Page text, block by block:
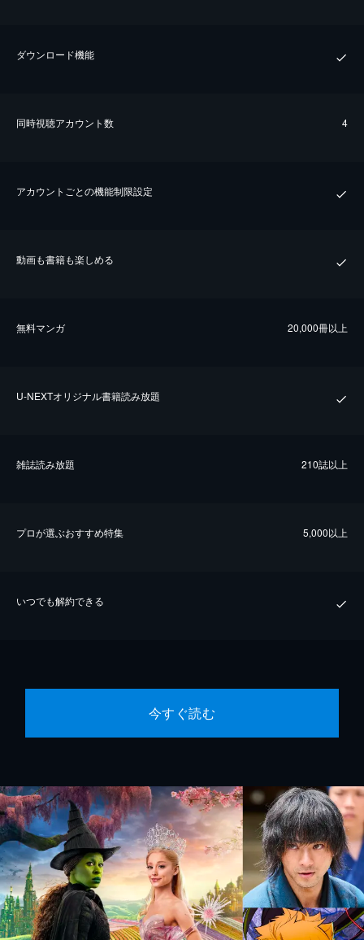
ダウンロード機能
同時視聴アカウント数 4
アカウントごとの機能制限設定
動画も書籍も楽しめる
無料マンガ 20,000冊以上
U-NEXTオリジナル書籍読み放題
雑誌読み放題 210誌以上
プロが選ぶおすすめ特集 5,000以上
いつでも解約できる
今すぐ読む